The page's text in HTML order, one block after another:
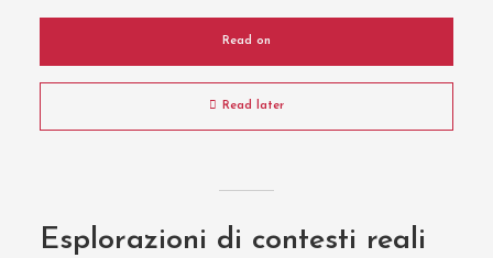
Read on
Read later
Esplorazioni di contesti reali